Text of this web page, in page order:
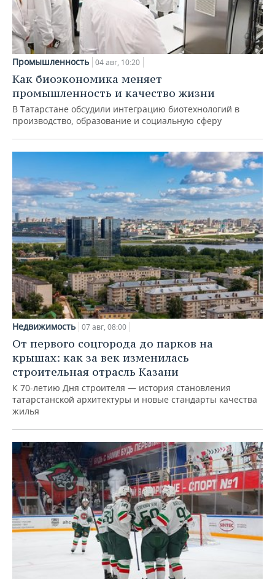
Промышленность 04 авг, 10:20
Как биоэкономика меняет
промышленность и качество жизни
В Татарстане обсудили интеграцию биотехнологий в
производство, образование и социальную сферу
Недвижимость 07 авг, 08:00
От первого соцгорода до парков на
крышах: как за век изменилась
строительная отрасль Казани
К 70-летию Дня строителя — история становления
татарстанской архитектуры и новые стандарты качества
жилья